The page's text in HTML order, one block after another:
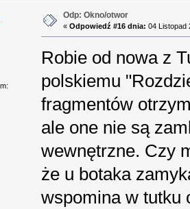
Odp: Okno/otwor
«Odpowiedź #16 dnia: 04 Listopad
Robie od nowa z
polskiemu
fragmentów
ale one nie są
wewnętrzne. Czy
że u botaka
wspomina w tutku